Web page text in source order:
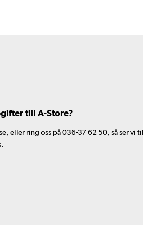
till A-Store?
eller ring oss på 036-37 62 50, så ser vi till